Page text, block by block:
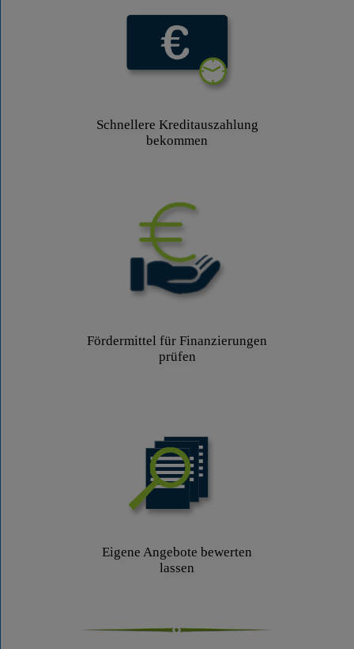
Schnellere Kreditauszahlung
bekommen
Fördermittel für Finanzierungen
prüfen
Eigene Angebote bewerten
lassen